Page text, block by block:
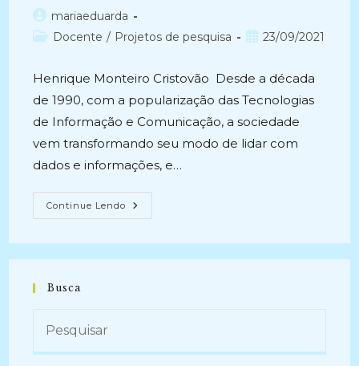
DE
NOVAS
FORMAS
DE
GERENCIAMENTO
DE
DOCUMENTOS
(2000-
Autor
do
mariaeduarda
Categoria
Docente / Projetos de pesquisa
Post23/09/2021
Henrique Monteiro Cristovão Desde a década
de 1990, com a popularização das Tecnologias
de Informação e Comunicação, a sociedade
vem transformando seu modo de lidar com
dados e informações, e…
Continue Lendo OBSERVATÓRIO
DA
(2019
Busca